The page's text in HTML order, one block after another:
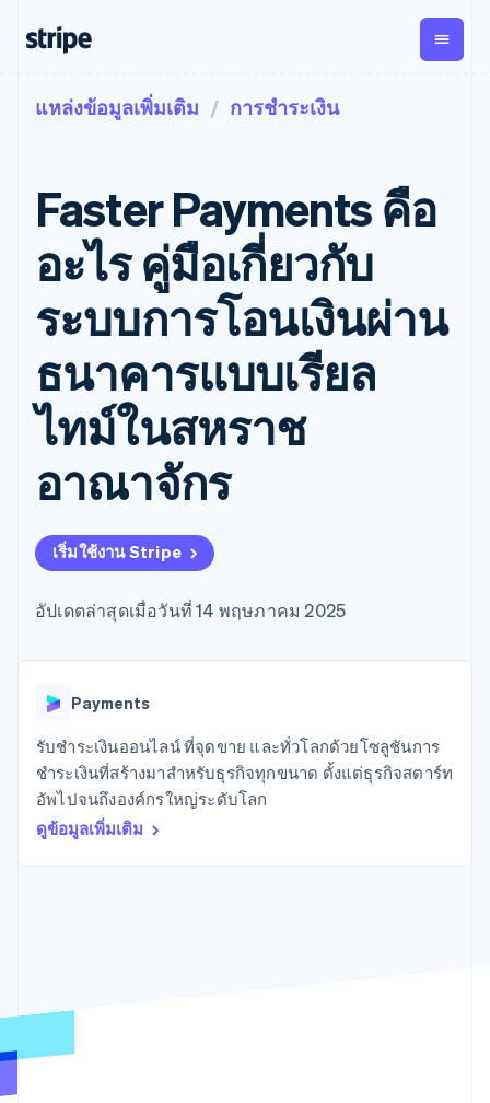
การชำระเงิน
การชำระเงิน
ออนไลน์
Payment links
การชำระเงิน
เขียนโค้ด
Checkout
UI การชำระ
Elements
องค์ประกอบ UI
ที่ยืดหยุ่น
วิธีการชำระ
เข้าถึงได้
มากกว่า 125
Boost
ยกระดับการ
ยอมรับการ
การชำระเงินที่
รายรับ
แบบแผนล่วง
หน้า
Metronome
การเรียกเก็บ
เงินตามการ
ใช้งาน
การชำระเงิน
ตามรอบบิล
การชำระเงิน
ตามรอบบิล
Invoicing
ครั้งเดียวหรือ
ตามแบบแผน
คิดภาษีการ
ขายและ VAT
Recognition
ระบบ
สำหรับการ
Stripe
ข้อมูล
การ
Global
เบิกจ่าย
บุคคลที่
สาม
Product roadmap
การขจัดคาร์บอน
ตามขั้น
ตามกรณีใช้งาน
การค้าแบบใช้เอเจนต์
อีคอมเมิร์ซ
บริการทางการเงินที่ผสาน
รวมในตัว
การทำงานอัตโนมัติด้าน
ธุรกิจทั่วโลก
การชำระเงินในแอป
มาร์เก็ตเพลส
การจัดการเงิน
แพลตฟอร์ม
ตามอุตสาหกรรม
บริษัท AI
และสันทนาการ
ประกันภัย
สื่อและความบันเทิง
องค์กรไม่แสวงผลกำไร
ภาครัฐ
เอกสารประกอบ
ไลบรารีและ SDK
Stripe Apps
คู่มือ
รับการชำระเงินออนไลน์
ติดตั้งใช้งานการชำระเงิน
สำเร็จรูป
มาร์เก็ตเพลส
จัดการการชำระเงินตาม
รอบบิล
เสนอการเรียกเก็บเงินตาม
การใช้งาน
รองรับอยู่
จัดเตรียมและจัดการ
แอป
ตัวอย่างโค้ด
บล็อกของนักพัฒนา
สถานะ API
เรียนรู้
คู่มือ
การสนับสนุน
รับการสนับสนุน
แพ็กเกจการสนับสนุนที่ได้
รับการจัดการ
บริการเฉพาะทาง
บริษัท
การประชุมประจำปีแบบ
เซสชัน
ห้องข่าว
Stripe Press
ติดต่อฝ่ายขาย
สมัครเป็นพาร์ทเนอร์
แหล่งข้อมูลเพิ่มเติม การชำระเงิน
Faster Payments คือ
อะไร คู่มือเกี่ยวกับ
ระบบการโอนเงินผ่าน
ธนาคารแบบเรียล
ไทม์ในสหราช
อาณาจักร
เริ่มใช้งาน Stripe
อัปเดตล่าสุดเมื่อวันที่ 14 พฤษภาคม 2025
Payments
รับชำระเงินออนไลน์ ที่จุดขาย และทั่วโลกด้วยโซลูชันการ
ชำระเงินที่สร้างมาสำหรับธุรกิจทุกขนาด ตั้งแต่ธุรกิจสตาร์ท
อัพไปจนถึงองค์กรใหญ่ระดับโลก
ดูข้อมูลเพิ่มเติม